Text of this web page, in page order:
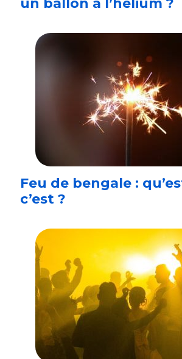
un ballon à l’hélium ?
Feu de bengale :
c’est ?